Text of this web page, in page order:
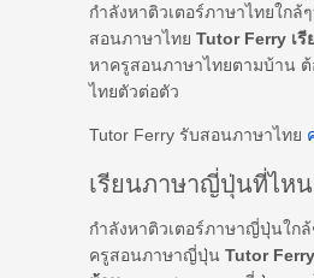
กำลังหาติวเตอร์ภาษาไทยใกล้
สอนภาษาไทย Tutor Ferry เ
หาครูสอนภาษาไทยตามบ้าน ต้
ไทยตัวต่อตัว
Tutor Ferry รับสอนภาษาไทย
เรียนภาษาญี่ปุ่นที่ไห
กำลังหาติวเตอร์ภาษาญี่ปุ่นใก
ครูสอนภาษาญี่ปุ่น Tutor